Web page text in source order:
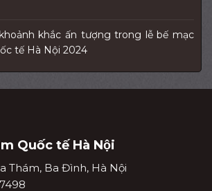
khắc ấn tượng trong lễ bế mạc
tế Hà Nội 2024
Quốc tế Hà Nội
Thám, Ba Đình, Hà Nội